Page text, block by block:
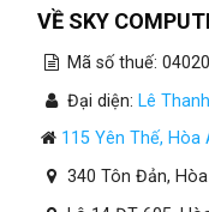
VỀ SKY
Mã số thuế:
Đại diện: Lê
115 Yên Thế, Hòa
340 Tôn Đản,